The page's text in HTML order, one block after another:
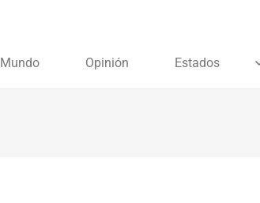
Mundo Opinión Estados